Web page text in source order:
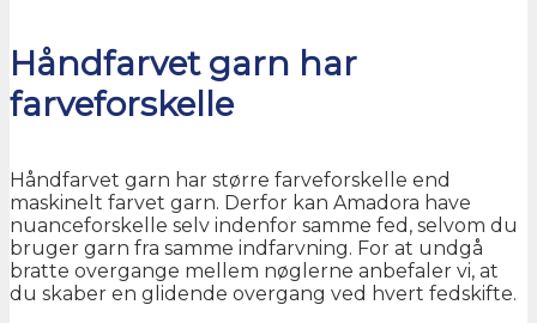
Håndfarvet garn har
farveforskelle
Håndfarvet garn har større farveforskelle end
maskinelt farvet garn. Derfor kan Amadora have
nuanceforskelle selv indenfor samme fed, selvom du
bruger garn fra samme indfarvning. For at undgå
bratte overgange mellem nøglerne anbefaler vi, at
du skaber en glidende overgang ved hvert fedskifte.